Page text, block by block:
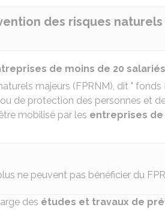
des risques naturels
de moins de 20 salariés
majeurs (FPRNM), dit " fonds
de protection des personnes et
mobilisé par les entreprises de
ne peuvent pas bénéficier du
des études et travaux de